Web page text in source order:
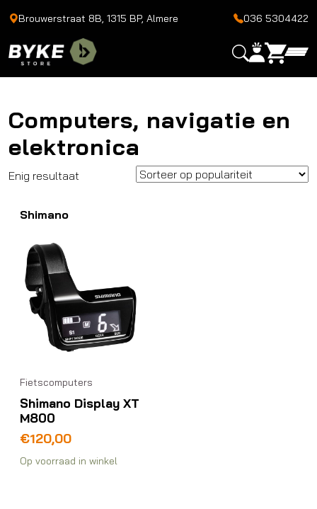
Brouwerstraat 8B, 1315 BP, Almere 036 5304422
Computers, navigatie en
elektronica
Enig resultaat
Shimano
Fietscomputers
Shimano Display XT
M800
€120,00
Op voorraad in winkel